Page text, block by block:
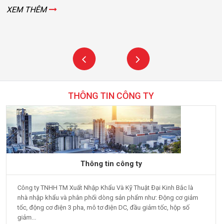
XEM THÊM
THÔNG TIN CÔNG TY
Thông tin công ty
Công ty TNHH TM Xuất Nhập Khẩu Và Kỹ Thuật Đại Kinh Bắc là
nhà nhập khẩu và phân phối dòng sản phẩm như: Động cơ giảm
tốc, động cơ điện 3 pha, mô tơ điện DC, đầu giảm tốc, hộp số
giảm...